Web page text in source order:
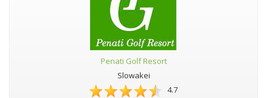
Penati Golf Resort
Slowakei
4.7